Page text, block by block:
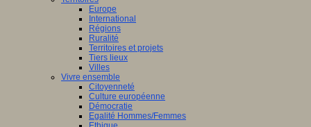
Europe
International
Régions
Ruralité
Territoires et projets
Tiers lieux
Villes
Vivre ensemble
Citoyenneté
Culture européenne
Démocratie
Egalité Hommes/Femmes